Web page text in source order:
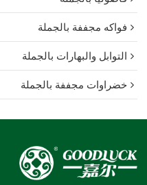
فواكه مجففة بالجملة
التوابل والبهارات بالجملة
خضراوات مجففة بالجملة